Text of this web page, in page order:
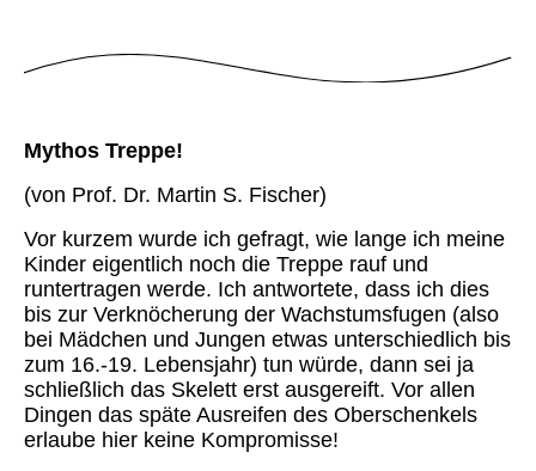
Mythos Treppe!
(von Prof. Dr. Martin S. Fischer)
Vor kurzem wurde ich gefragt, wie lange ich meine
Kinder eigentlich noch die Treppe rauf und
runtertragen werde. Ich antwortete, dass ich dies
bis zur Verknöcherung der Wachstumsfugen (also
bei Mädchen und Jungen etwas unterschiedlich bis
zum 16.-19. Lebensjahr) tun würde, dann sei ja
schließlich das Skelett erst ausgereift. Vor allen
Dingen das späte Ausreifen des Oberschenkels
erlaube hier keine Kompromisse!